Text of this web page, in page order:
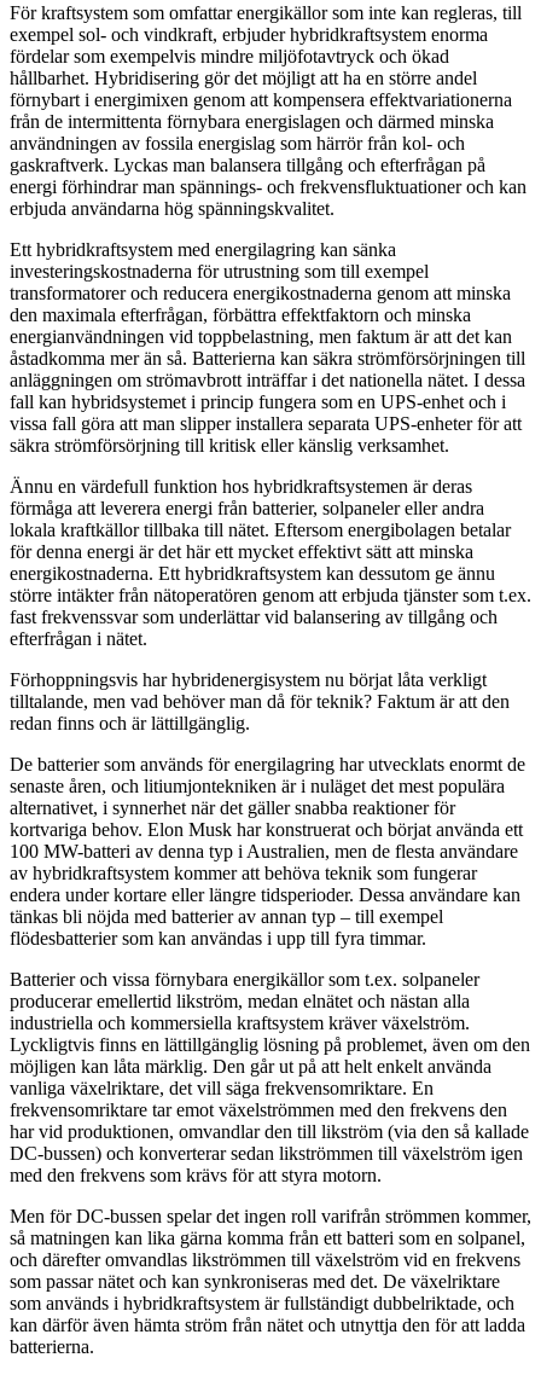
För kraftsystem som omfattar energikällor som inte kan regleras, till
exempel sol- och vindkraft, erbjuder hybridkraftsystem enorma
fördelar som exempelvis mindre miljöfotavtryck och ökad
hållbarhet. Hybridisering gör det möjligt att ha en större andel
förnybart i energimixen genom att kompensera effektvariationerna
från de intermittenta förnybara energislagen och därmed minska
användningen av fossila energislag som härrör från kol- och
gaskraftverk. Lyckas man balansera tillgång och efterfrågan på
energi förhindrar man spännings- och frekvensfluktuationer och kan
erbjuda användarna hög spänningskvalitet.
Ett hybridkraftsystem med energilagring kan sänka
investeringskostnaderna för utrustning som till exempel
transformatorer och reducera energikostnaderna genom att minska
den maximala efterfrågan, förbättra effektfaktorn och minska
energianvändningen vid toppbelastning, men faktum är att det kan
åstadkomma mer än så. Batterierna kan säkra strömförsörjningen till
anläggningen om strömavbrott inträffar i det nationella nätet. I dessa
fall kan hybridsystemet i princip fungera som en UPS-enhet och i
vissa fall göra att man slipper installera separata UPS-enheter för att
säkra strömförsörjning till kritisk eller känslig verksamhet.
Ännu en värdefull funktion hos hybridkraftsystemen är deras
förmåga att leverera energi från batterier, solpaneler eller andra
lokala kraftkällor tillbaka till nätet. Eftersom energibolagen betalar
för denna energi är det här ett mycket effektivt sätt att minska
energikostnaderna. Ett hybridkraftsystem kan dessutom ge ännu
större intäkter från nätoperatören genom att erbjuda tjänster som t.ex.
fast frekvenssvar som underlättar vid balansering av tillgång och
efterfrågan i nätet.
Förhoppningsvis har hybridenergisystem nu börjat låta verkligt
tilltalande, men vad behöver man då för teknik? Faktum är att den
redan finns och är lättillgänglig.
De batterier som används för energilagring har utvecklats enormt de
senaste åren, och litiumjontekniken är i nuläget det mest populära
alternativet, i synnerhet när det gäller snabba reaktioner för
kortvariga behov. Elon Musk har konstruerat och börjat använda ett
100 MW-batteri av denna typ i Australien, men de flesta användare
av hybridkraftsystem kommer att behöva teknik som fungerar
endera under kortare eller längre tidsperioder. Dessa användare kan
tänkas bli nöjda med batterier av annan typ – till exempel
flödesbatterier som kan användas i upp till fyra timmar.
Batterier och vissa förnybara energikällor som t.ex. solpaneler
producerar emellertid likström, medan elnätet och nästan alla
industriella och kommersiella kraftsystem kräver växelström.
Lyckligtvis finns en lättillgänglig lösning på problemet, även om den
möjligen kan låta märklig. Den går ut på att helt enkelt använda
vanliga växelriktare, det vill säga frekvensomriktare. En
frekvensomriktare tar emot växelströmmen med den frekvens den
har vid produktionen, omvandlar den till likström (via den så kallade
DC-bussen) och konverterar sedan likströmmen till växelström igen
med den frekvens som krävs för att styra motorn.
Men för DC-bussen spelar det ingen roll varifrån strömmen kommer,
så matningen kan lika gärna komma från ett batteri som en solpanel,
och därefter omvandlas likströmmen till växelström vid en frekvens
som passar nätet och kan synkroniseras med det. De växelriktare
som används i hybridkraftsystem är fullständigt dubbelriktade, och
kan därför även hämta ström från nätet och utnyttja den för att ladda
batterierna.